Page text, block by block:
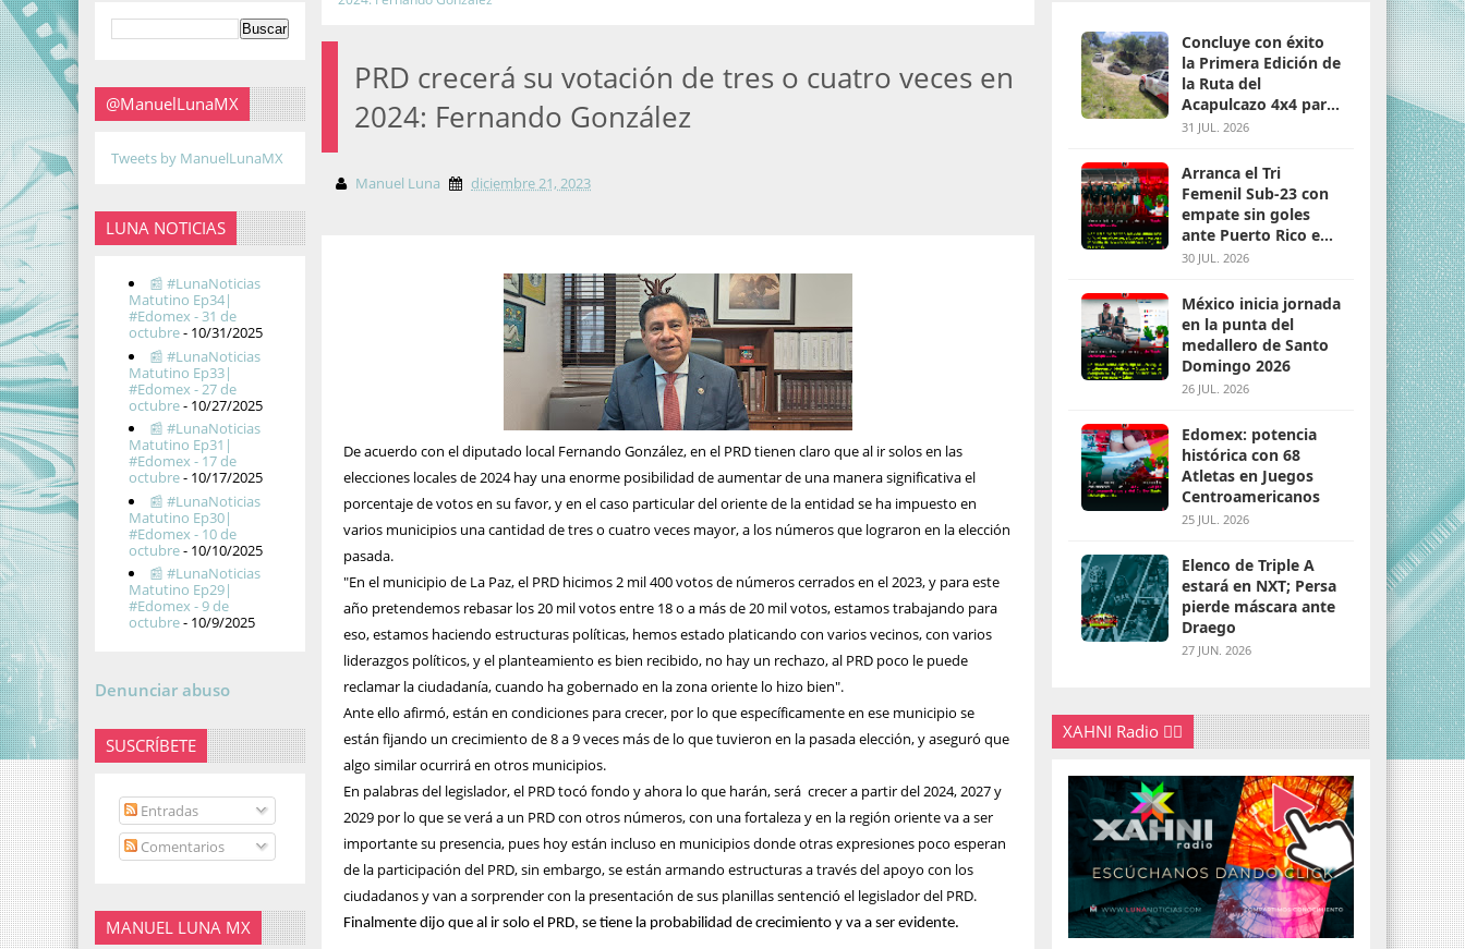
@ManuelLunaMX
Tweets by ManuelLunaMX
LUNA NOTICIAS
📰 #LunaNoticias
Matutino Ep34|
#Edomex - 31 de
octubre- 10/31/2025
📰 #LunaNoticias
Matutino Ep33|
#Edomex - 27 de
octubre- 10/27/2025
📰 #LunaNoticias
Matutino Ep31|
#Edomex - 17 de
octubre- 10/17/2025
📰 #LunaNoticias
Matutino Ep30|
#Edomex - 10 de
octubre- 10/10/2025
📰 #LunaNoticias
Matutino Ep29|
#Edomex - 9 de
octubre- 10/9/2025
Denunciar abuso
SUSCRÍBETE
Entradas
Comentarios
MANUEL LUNA MX
PRD crecerá su votación de tres o cuatro veces en
2024: Fernando González
Manuel Luna diciembre 21, 2023
De acuerdo con el diputado local Fernando González, en el PRD tienen claro que al ir solos en las
elecciones locales de 2024 hay una enorme posibilidad de aumentar de una manera significativa el
porcentaje de votos en su favor, y en el caso particular del oriente de la entidad se ha impuesto en
varios municipios una cantidad de tres o cuatro veces mayor, a los números que lograron en la elección
pasada.
"En el municipio de La Paz, el PRD hicimos 2 mil 400 votos de números cerrados en el 2023, y para este
año pretendemos rebasar los 20 mil votos entre 18 o a más de 20 mil votos, estamos trabajando para
eso, estamos haciendo estructuras políticas, hemos estado platicando con varios vecinos, con varios
liderazgos políticos, y el planteamiento es bien recibido, no hay un rechazo, al PRD poco le puede
reclamar la ciudadanía, cuando ha gobernado en la zona oriente lo hizo bien".
Ante ello afirmó, están en condiciones para crecer, por lo que específicamente en ese municipio se
están fijando un crecimiento de 8 a 9 veces más de lo que tuvieron en la pasada elección, y aseguró que
algo similar ocurrirá en otros municipios.
En palabras del legislador, el PRD tocó fondo y ahora lo que harán, será crecer a partir del 2024, 2027 y
2029 por lo que se verá a un PRD con otros números, con una fortaleza y en la región oriente va a ser
importante su presencia, pues hoy están incluso en municipios donde otras expresiones poco esperan
de la participación del PRD, sin embargo, se están armando estructuras a través del apoyo con los
ciudadanos y van a sorprender con la presentación de sus planillas sentenció el legislador del PRD.
Finalmente dijo que al ir solo el PRD, se tiene la probabilidad de crecimiento y va a ser evidente.
Concluye con éxito
la Primera Edición de
la Ruta del
Acapulcazo 4x4 para
parejas
31 JUL. 2026
Arranca el Tri
Femenil Sub-23 con
empate sin goles
ante Puerto Rico en
Santo Domingo 2026
30 JUL. 2026
México inicia jornada
en la punta del
medallero de Santo
Domingo 2026
26 JUL. 2026
Edomex: potencia
histórica con 68
Atletas en Juegos
Centroamericanos
25 JUL. 2026
Elenco de Triple A
estará en NXT; Persa
pierde máscara ante
Draego
27 JUN. 2026
XAHNI Radio 👇🏽